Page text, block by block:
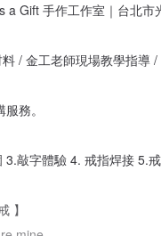
a Gift 手作工作室｜台北市
/ 金工老師現場教學指導
務。
3.敲字體驗 4. 戒指焊接 5.
】